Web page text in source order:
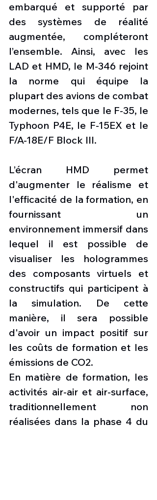
embarqué et supporté par
des systèmes de réalité
augmentée, compléteront
l’ensemble. Ainsi, avec les
LAD et HMD, le M-346 rejoint
la norme qui équipe la
plupart des avions de combat
modernes, tels que le F-35, le
Typhoon P4E, le F-15EX et le
F/A-18E/F Block III.
L’écran HMD permet
d'augmenter le réalisme et
l'efficacité de la formation, en
fournissant un
environnement immersif dans
lequel il est possible de
visualiser les hologrammes
des composants virtuels et
constructifs qui participent à
la simulation. De cette
manière, il sera possible
d'avoir un impact positif sur
les coûts de formation et les
émissions de CO2.
En matière de formation, les
activités air-air et air-surface,
traditionnellement non
réalisées dans la phase 4 du